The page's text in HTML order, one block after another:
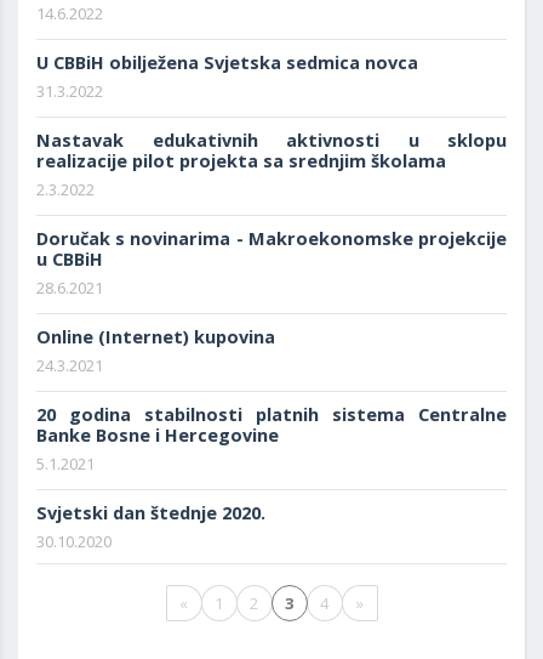
14.6.2022
U CBBiH obilježena Svjetska sedmica novca
31.3.2022
Nastavak edukativnih aktivnosti u sklopu
realizacije pilot projekta sa srednjim školama
2.3.2022
Doručak s novinarima - Makroekonomske projekcije
u CBBiH
28.6.2021
Online (Internet) kupovina
24.3.2021
20 godina stabilnosti platnih sistema Centralne
Banke Bosne i Hercegovine
5.1.2021
Svjetski dan štednje 2020.
30.10.2020
« 1 2 3 4 »